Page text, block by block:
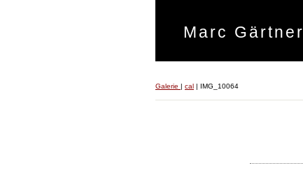
Marc Gärtner
Galerie | cal | IMG_10064